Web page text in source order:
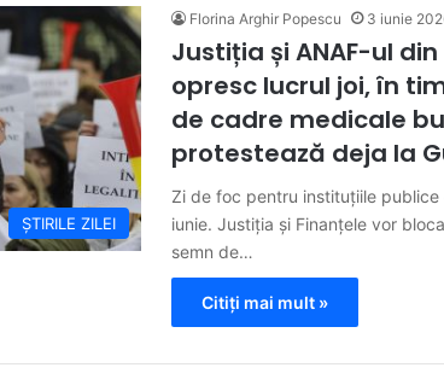
ȘTIRILE ZILEI
Florina Arghir Popescu 3 iunie
Justiția și ANAF-ul din
opresc lucrul joi, în
de cadre medicale
protestează deja la
Zi de foc pentru instituțiile publice
iunie. Justiția și Finanțele vor
semn de…
Citiți mai mult »